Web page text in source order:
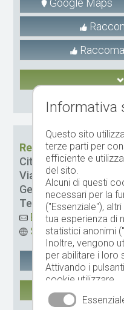
Google Maps
Residence Desiree
Città:Merano
Via:
Otto-Huber-St. 17
Gestione:Fam. Glatt-
Tel.
+39 0473 449564
Email
Sito web
Google Maps
Informativa
Questo sito
terze parti per
efficiente e
del sito.
Alcuni di questi
necessari per la
("Essenziale"),
tua esperienza di
statistici anonimi
Inoltre, vengono
per abilitare i loro
Attivando i
cookie utilizzare.
Cliccando su
o "Rifiuta